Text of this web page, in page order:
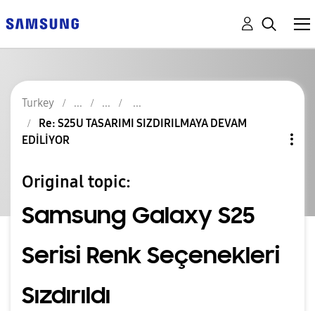
Turkey
Re: S25U TASARIMI SIZDIRILMAYA DEVAM
EDİLİYOR
Original topic:
Samsung Galaxy S25
Serisi Renk Seçenekleri
Sızdırıldı